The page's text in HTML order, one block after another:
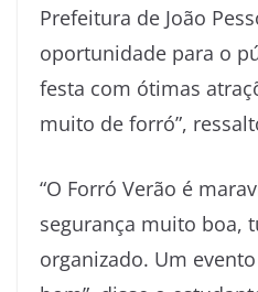
Prefeitura de João
oportunidade para o
festa com ótimas
muito de forró”,
“O Forró Verão é
segurança muito boa,
organizado. Um